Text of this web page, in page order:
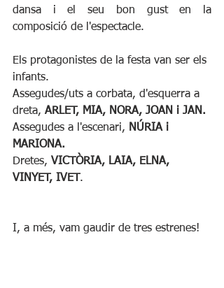
dansa i el seu bon gust en la
composició de l'espectacle.
Els protagonistes de la festa van ser els
infants.
Assegudes/uts a corbata, d'esquerra a
dreta, ARLET, MIA, NORA, JOAN i JAN.
Assegudes a l'escenari, NÚRIA i
MARIONA.
Dretes, VICTÒRIA, LAIA, ELNA,
VINYET, IVET .
I, a més, vam gaudir de tres estrenes!